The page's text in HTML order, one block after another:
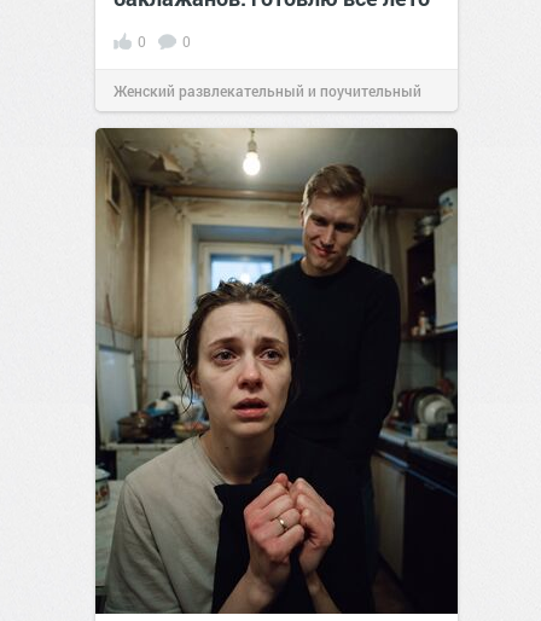
0 0
Женский развлекательный и поучительный
сайт.20:34Вчера